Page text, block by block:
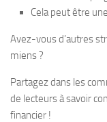
Cela peut être
Avez-vous d’autres
miens ?
Partagez dans les
de lecteurs à savoir
financier !